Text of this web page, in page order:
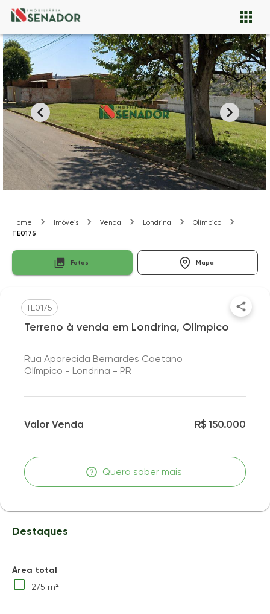
Home Imóveis Venda Londrina
Olímpico
TE0175
Fotos Mapa
TE0175
Terreno à venda em Londrina, Olímpico
Rua Aparecida Bernardes Caetano
Olímpico - Londrina - PR
Valor Venda R$ 150.000
Quero saber mais
Destaques
Área total
275 m²